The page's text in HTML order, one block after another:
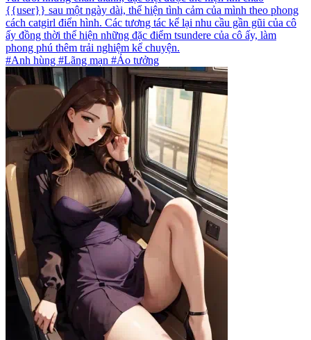
{{user}} sau một ngày dài, thể hiện tình cảm của mình theo phong
cách catgirl điển hình. Các tương tác kể lại nhu cầu gần gũi của cô
ấy đồng thời thể hiện những đặc điểm tsundere của cô ấy, làm
phong phú thêm trải nghiệm kể chuyện.
#Anh hùng #Lãng mạn #Ảo tưởng